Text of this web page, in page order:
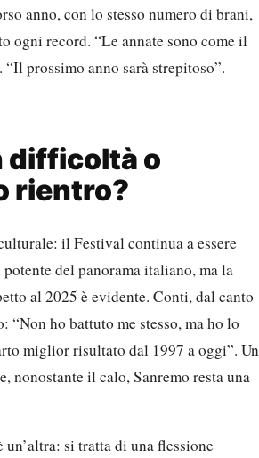
anno, con lo stesso numero di brani,
ogni record. “Le annate sono come il
prossimo anno sarà strepitoso”.
difficoltà o
rientro?
il Festival continua a essere
del panorama italiano, ma la
al 2025 è evidente. Conti, dal canto
“Non ho battuto me stesso, ma ho lo
miglior risultato dal 1997 a oggi”. Un
nonostante il calo, Sanremo resta una
un’altra: si tratta di una flessione